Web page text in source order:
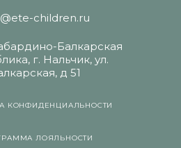
children.ru
Балкарская
г. Нальчик, ул.
д 51
КОНФИДЕНЦИАЛЬНОСТИ
ЛОЯЛЬНОСТИ